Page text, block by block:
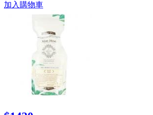
加入購物車